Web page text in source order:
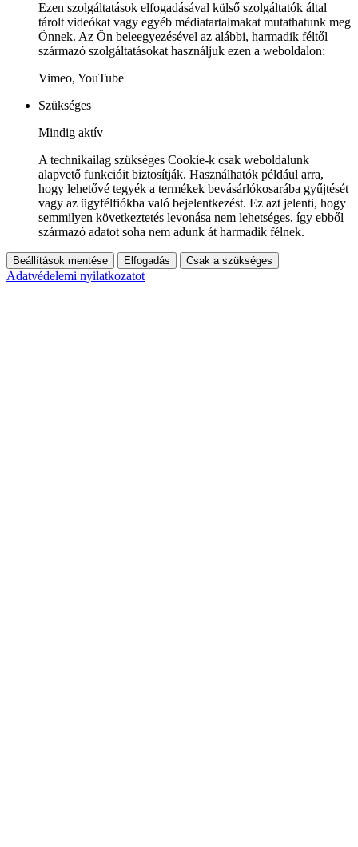
Ezen szolgáltatások elfogadásával külső szolgáltatók által
tárolt videókat vagy egyéb médiatartalmakat mutathatunk meg
Önnek. Az Ön beleegyezésével az alábbi, harmadik féltől
származó szolgáltatásokat használjuk ezen a weboldalon:
Vimeo, YouTube
Szükséges
Mindig aktív
A technikailag szükséges Cookie-k csak weboldalunk
alapvető funkcióit biztosítják. Használhatók például arra,
hogy lehetővé tegyék a termékek bevásárlókosarába gyűjtését
vagy az ügyfélfiókba való bejelentkezést. Ez azt jelenti, hogy
semmilyen következtetés levonása nem lehetséges, így ebből
származó adatot soha nem adunk át harmadik félnek.
Beállítások mentése Elfogadás Csak a szükséges
Adatvédelemi nyilatkozatot